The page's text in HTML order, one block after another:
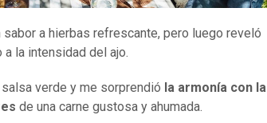
a hierbas refrescante, pero luego reveló
la intensidad del ajo.
verde y me sorprendió la armonía con la
de una carne gustosa y ahumada.